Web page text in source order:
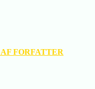
FORFATTER